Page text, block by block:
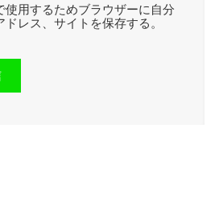
使用するためブラウザーに自分
レス、サイトを保存する。